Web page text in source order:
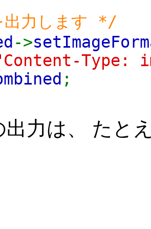
力します */
->
Type:
;
出力は、 たと